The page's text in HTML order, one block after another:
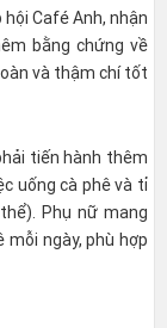
hội Café Anh, nhận
bằng chứng về
và thậm chí tốt
tiến hành thêm
uống cà phê và tỉ
Phụ nữ mang
mỗi ngày, phù hợp